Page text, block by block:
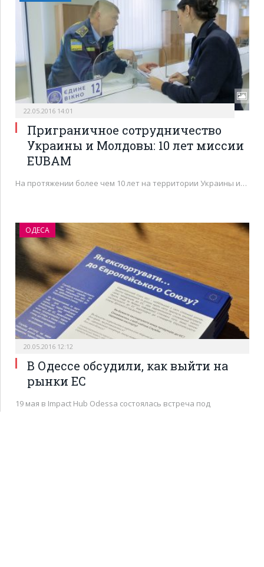
22.05.2016 14:01
Приграничное сотрудничество
Украины и Молдовы: 10 лет миссии
EUBAM
На протяжении более чем 10 лет на территории Украины и…
ОДЕСА
20.05.2016 12:12
В Одессе обсудили, как выйти на
рынки ЕС
19 мая в Impact Hub Odessa состоялась встреча под